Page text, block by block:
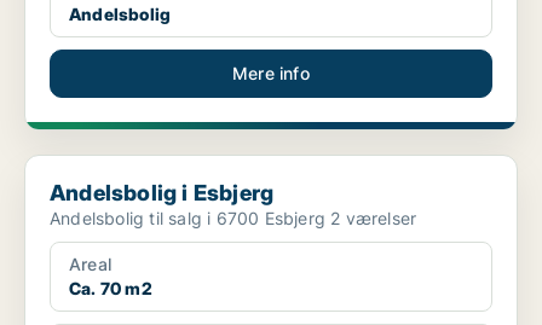
Andelsbolig
Mere info
Andelsbolig i Esbjerg
Andelsbolig i Esbjerg
Andelsbolig til salg i 6700 Esbjerg 2 værelser
Areal
Ca. 70 m2